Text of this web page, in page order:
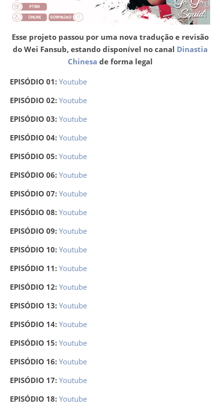
Esse projeto passou por uma nova tradução e revisão
do Wei Fansub, estando disponível no canal Dinastia
Chinesa de forma legal
EPISÓDIO 01: Youtube
EPISÓDIO 02: Youtube
EPISÓDIO 03: Youtube
EPISÓDIO 04: Youtube
EPISÓDIO 05: Youtube
EPISÓDIO 06: Youtube
EPISÓDIO 07: Youtube
EPISÓDIO 08: Youtube
EPISÓDIO 09: Youtube
EPISÓDIO 10: Youtube
EPISÓDIO 11: Youtube
EPISÓDIO 12: Youtube
EPISÓDIO 13: Youtube
EPISÓDIO 14: Youtube
EPISÓDIO 15: Youtube
EPISÓDIO 16: Youtube
EPISÓDIO 17: Youtube
EPISÓDIO 18: Youtube